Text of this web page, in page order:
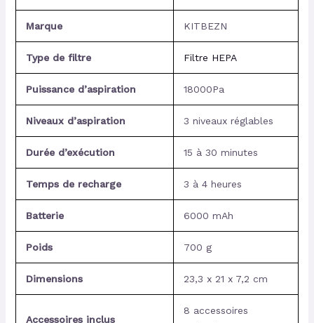
Marque KITBEZN
Type de filtre Filtre HEPA
Puissance d’aspiration 18000Pa
Niveaux d’aspiration 3 niveaux réglables
Durée d’exécution 15 à 30 minutes
Temps de recharge 3 à 4 heures
Batterie 6000 mAh
Poids 700 g
Dimensions 23,3 x 21 x 7,2 cm
Accessoires inclus
8 accessoires